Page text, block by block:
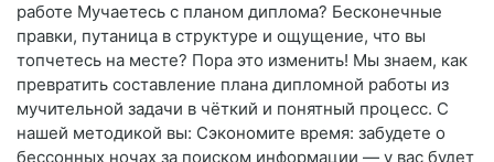
работе Мучаетесь с планом диплома? Бесконечные
правки, путаница в структуре и ощущение, что вы
топчетесь на месте? Пора это изменить! Мы знаем, как
превратить составление плана дипломной работы из
мучительной задачи в чёткий и понятный процесс. С
нашей методикой вы: Сэкономите время: забудете о
бессонных ночах за поиском информации — у вас будет